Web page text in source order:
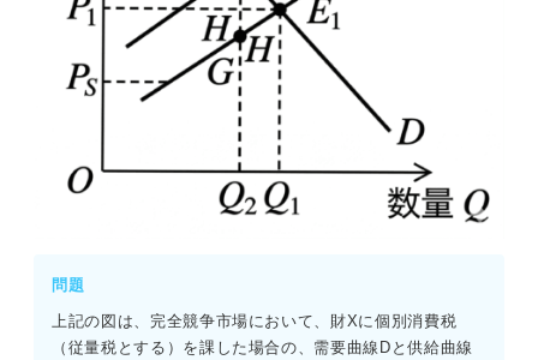
問題
上記の図は、完全競争市場において、財Xに個別消費税
（従量税とする）を課した場合の、需要曲線Dと供給曲線